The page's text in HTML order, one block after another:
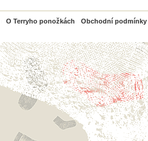
O Terryho ponožkách Obchodní podmínky
PayPal